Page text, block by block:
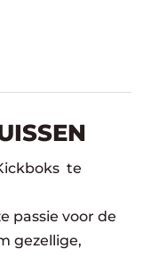
te
passie voor de
gezellige,